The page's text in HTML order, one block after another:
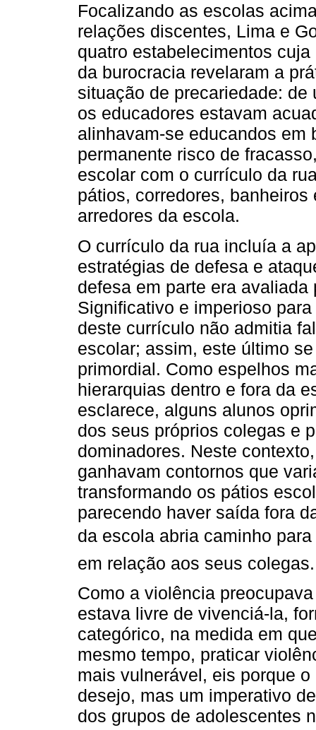
Focalizando as escolas
relações discentes, Lima e
quatro estabelecimentos
da burocracia revelaram a
situação de precariedade:
os educadores estavam
alinhavam-se educandos em
permanente risco de
escolar com o currículo da
pátios, corredores,
arredores da escola.
O currículo da rua incluía a
estratégias de defesa e
defesa em parte era
Significativo e imperioso
deste currículo não admitia
escolar; assim, este último
primordial. Como espelhos
hierarquias dentro e fora da
esclarece, alguns alunos
dos seus próprios colegas e
dominadores. Neste
ganhavam contornos que
transformando os pátios
parecendo haver saída fora
da escola abria caminho para
em relação aos seus colegas.
Como a violência
estava livre de vivenciá-la,
categórico, na medida em
mesmo tempo, praticar
mais vulnerável, eis porque
desejo, mas um imperativo
dos grupos de adolescentes